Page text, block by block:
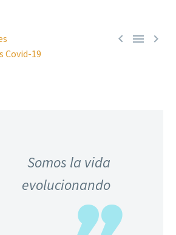
  
Covid-19
Somos la vida
evolucionando